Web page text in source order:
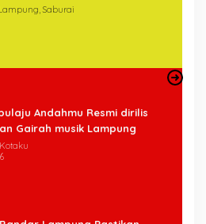
Saburai
Andahmu Resmi dirilis
Gairah musik Lampung